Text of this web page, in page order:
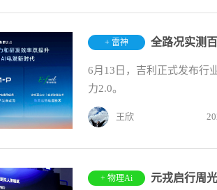
+ 雷神
6月13日，吉利正式发布
力2.0。
王欣
+ 物理Ai